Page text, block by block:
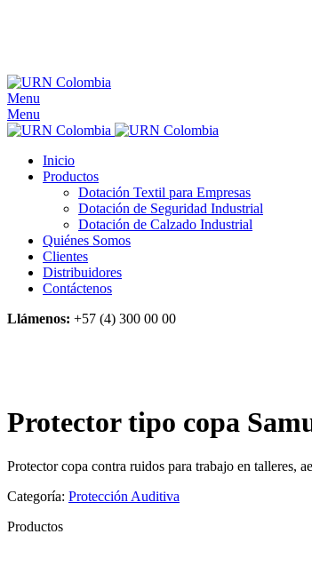
Menu
Menu
Inicio
Productos
Dotación Textil para Empresas
Dotación de Seguridad Industrial
Dotación de Calzado Industrial
Quiénes Somos
Clientes
Distribuidores
Contáctenos
Llámenos: +57 (4) 300 00 00
Protector tipo copa
Protector copa contra ruidos para trabajo en talleres,
Categoría: Protección Auditiva
Productos